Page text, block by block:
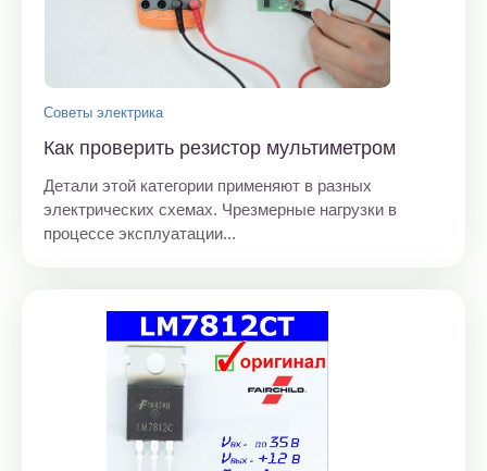
Советы электрика
Как проверить резистор мультиметром
Детали этой категории применяют в разных
электрических схемах. Чрезмерные нагрузки в
процессе эксплуатации...